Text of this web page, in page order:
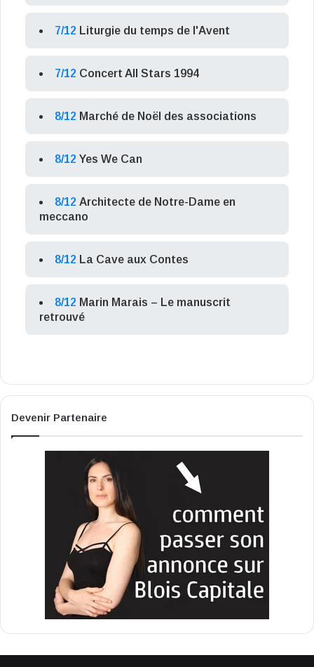
7/12 Liturgie du temps de l'Avent
7/12 Concert All Stars 1994
8/12 Marché de Noël des associations
8/12 Yes We Can
8/12 Architecte de Notre-Dame en
meccano
8/12 La Cave aux Contes
8/12 Marin Marais – Le manuscrit
retrouvé
Devenir Partenaire